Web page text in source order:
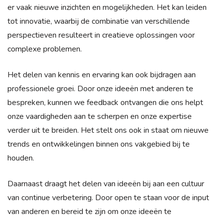
er vaak nieuwe inzichten en mogelijkheden. Het kan leiden
tot innovatie, waarbij de combinatie van verschillende
perspectieven resulteert in creatieve oplossingen voor
complexe problemen.
Het delen van kennis en ervaring kan ook bijdragen aan
professionele groei. Door onze ideeën met anderen te
bespreken, kunnen we feedback ontvangen die ons helpt
onze vaardigheden aan te scherpen en onze expertise
verder uit te breiden. Het stelt ons ook in staat om nieuwe
trends en ontwikkelingen binnen ons vakgebied bij te
houden.
Daarnaast draagt het delen van ideeën bij aan een cultuur
van continue verbetering. Door open te staan voor de input
van anderen en bereid te zijn om onze ideeën te